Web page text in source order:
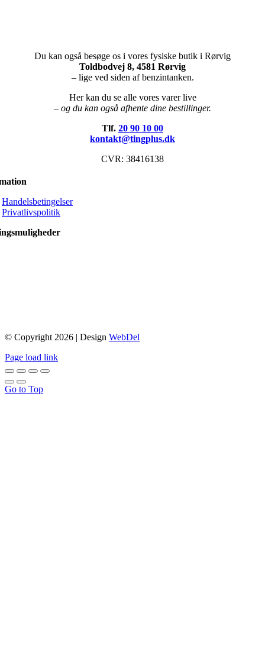
Du kan også besøge os i vores fysiske butik i Rørvig
Toldbodvej 8, 4581 Rørvig
– lige ved siden af benzintanken.
Her kan du se alle vores varer live
– og du kan også afhente dine bestillinger.
Tlf. 20 90 10 00
kontakt@tingplus.dk
CVR: 38416138
Handelsbetingelser
Privatlivspolitik
© Copyright 2026 | Design WebDel
Page load link
Go to Top